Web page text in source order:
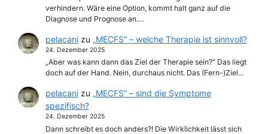
verhindern. Wäre eine Option, kommt halt ganz auf die
Diagnose und Prognose an.…
pelacanizu „MECFS“ – welche Therapie ist sinnvoll?
24. Dezember 2025
„Aber was kann dann das Ziel der Therapie sein?“ Das liegt
doch auf der Hand. Nein, durchaus nicht. Das (Fern-)Ziel…
pelacanizu „MECFS“ – sind die Symptome
spezifisch?
24. Dezember 2025
Dann schreibt es doch anders?! Die Wirklichkeit lässt sich